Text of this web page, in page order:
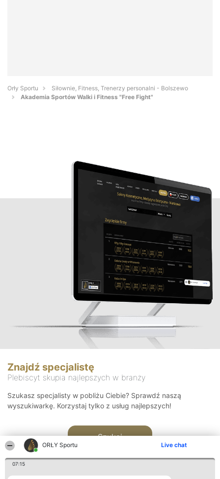
ORŁY Sportu Live chat
07:15
Orły Sportu
Siłownie, Fitness, Trenerzy personalni - Bolszewo
Akademia Sportów Walki i Fitness "Free Fight"
Znajdź specjalistę
Plebiscyt skupia najlepszych w branży
Szukasz specjalisty w pobliżu Ciebie? Sprawdź naszą
wyszukiwarkę. Korzystaj tylko z usług najlepszych!
Szukaj